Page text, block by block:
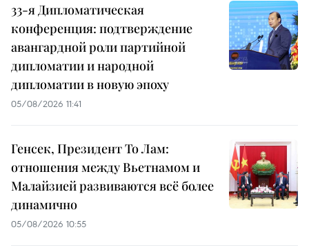
33-я Дипломатическая
конференция: подтверждение
авангардной роли партийной
дипломатии и народной
дипломатии в новую эпоху
05/08/2026 11:41
Генсек, Президент То Лам:
отношения между Вьетнамом и
Малайзией развиваются всё более
динамично
05/08/2026 10:55